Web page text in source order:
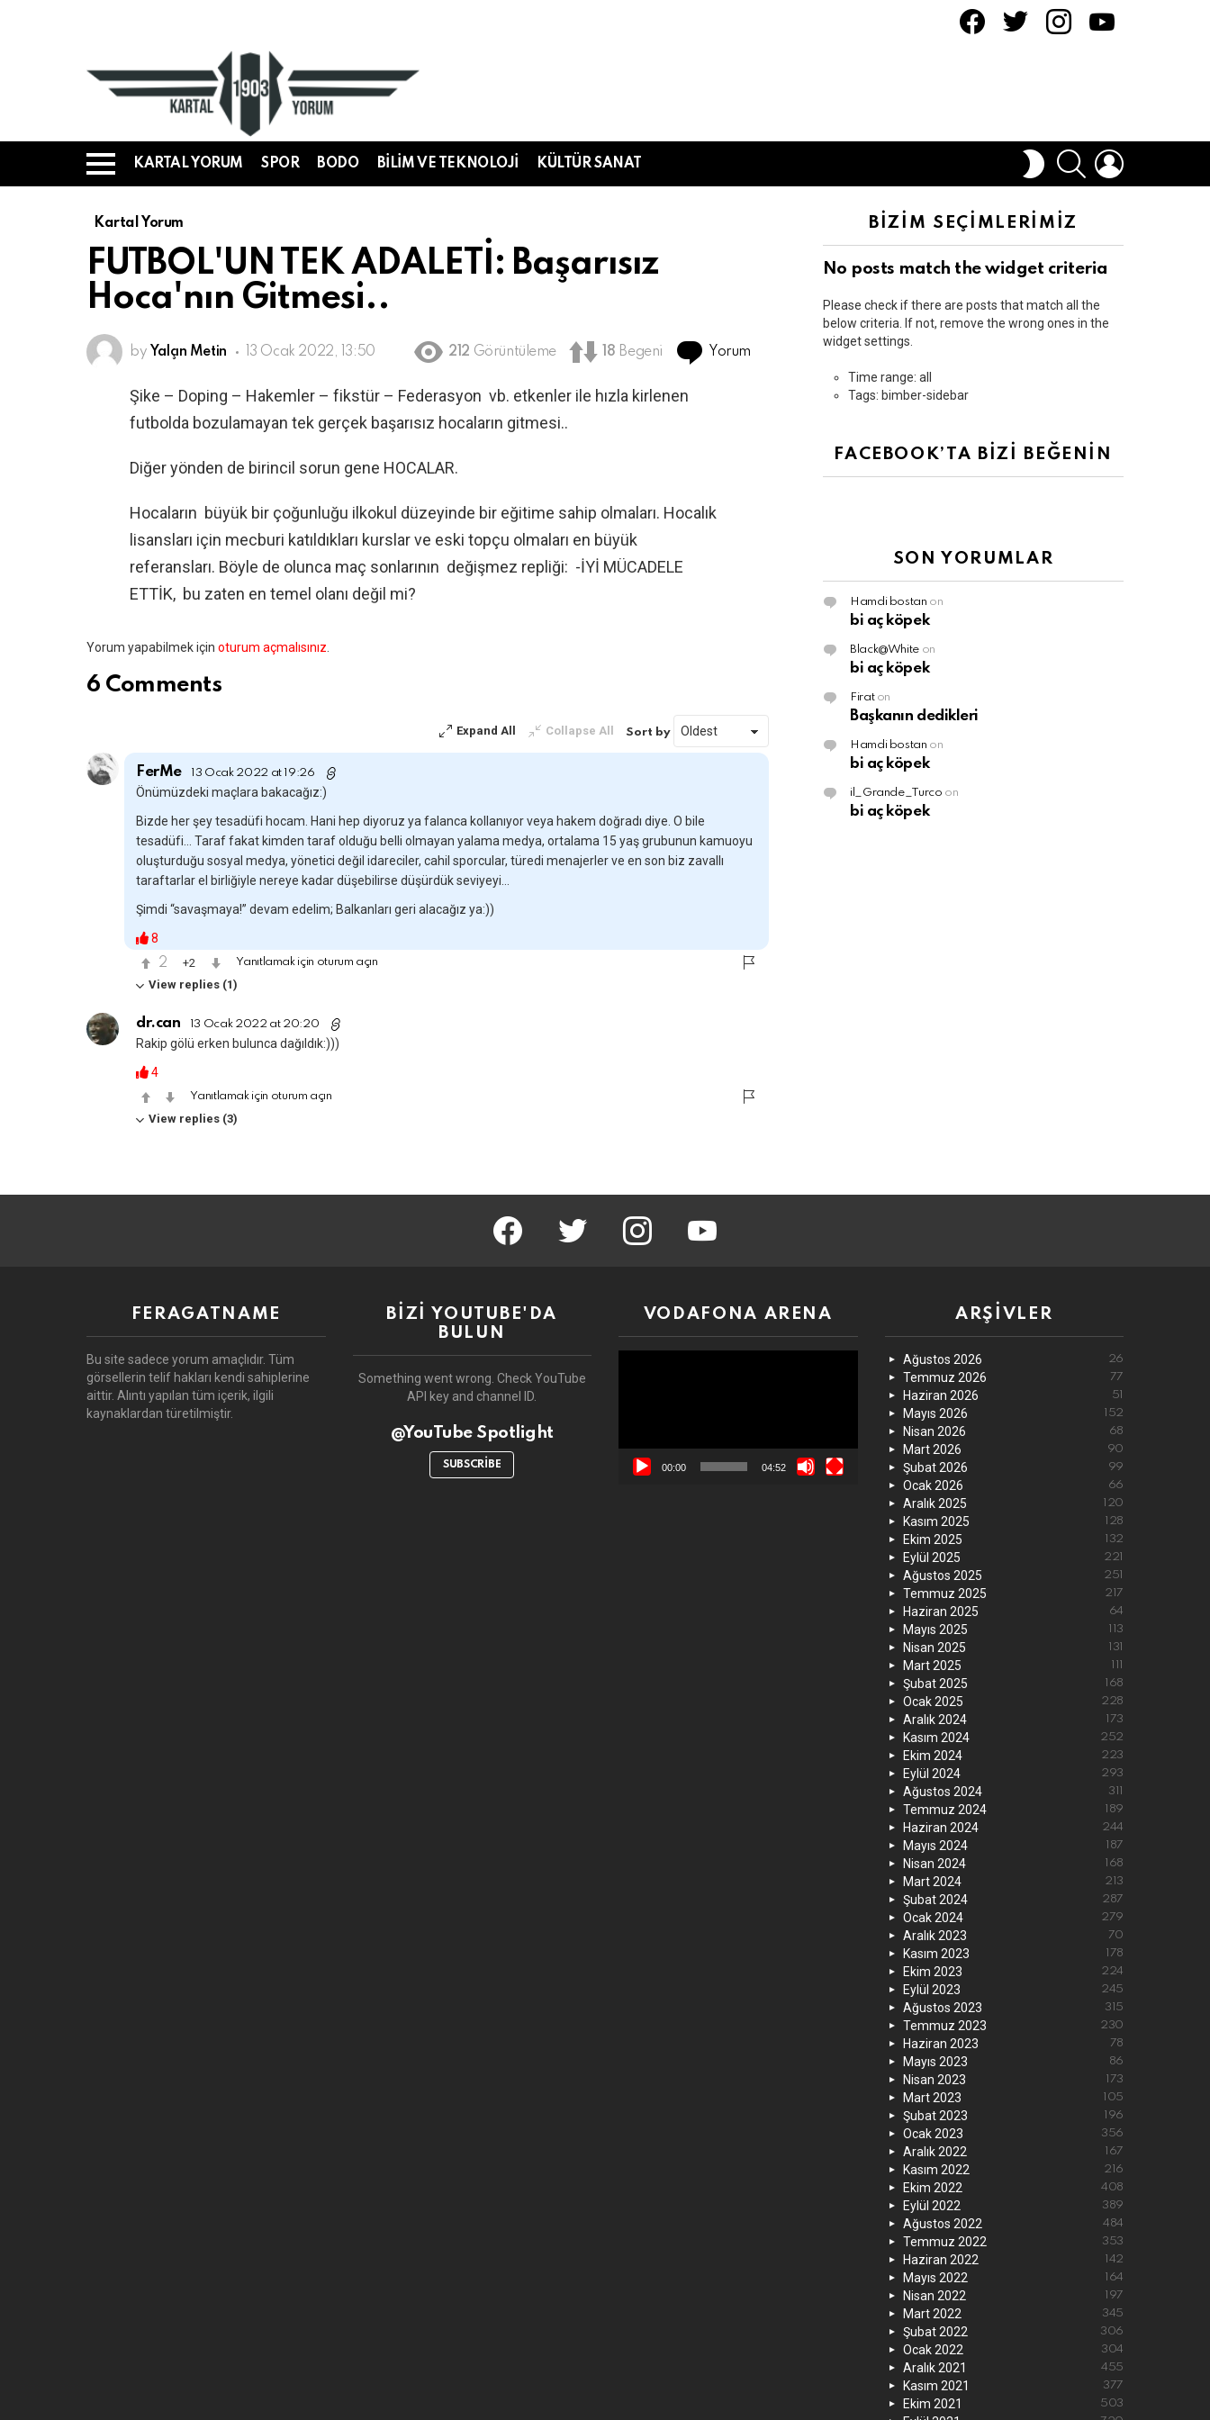
Menü
KARTAL YORUM SPOR BODO BILIM VE TEKNOLOJI KÜLTÜR SANAT
DIŞ
GÖRÜNÜMÜ
ARAMA
AÇ
Kartal Yorum
FUTBOL'UN TEK ADALETİ: Başarısız
Hoca'nın Gitmesi..
by Yalçın Metin 13 Ocak 2022, 13:50 212 Görüntüleme 18 Begeni Yorum
Şike – Doping – Hakemler – fikstür – Federasyon vb. etkenler ile hızla kirlenen
futbolda bozulamayan tek gerçek başarısız hocaların gitmesi..
Diğer yönden de birincil sorun gene HOCALAR.
Hocaların büyük bir çoğunluğu ilkokul düzeyinde bir eğitime sahip olmaları. Hocalık
lisansları için mecburi katıldıkları kurslar ve eski topçu olmaları en büyük
referansları. Böyle de olunca maç sonlarının değişmez repliği: -İYİ MÜCADELE
ETTİK, bu zaten en temel olanı değil mi?
Bir
yanıt
yazın
Yorum yapabilmek için oturum açmalısınız
6 Comments
Expand All Collapse All Sort by
FerMe 13 Ocak 2022 at 19:26
Önümüzdeki maçlara bakacağız:)
Bizde her şey tesadüfi hocam. Hani hep diyoruz ya falanca kollanıyor veya hakem doğradı diye. O bile
tesadüfi… Taraf fakat kimden taraf olduğu belli olmayan yalama medya, ortalama 15 yaş grubunun kamuoyu
oluşturduğu sosyal medya, yönetici değil idareciler, cahil sporcular, türedi menajerler ve en son biz zavallı
taraftarlar el birliğiyle nereye kadar düşebilirse düşürdük seviyeyi…
Şimdi “savaşmaya!” devam edelim; Balkanları geri alacağız ya:))
8
2
2 Yanıtlamak için oturum açın
View replies (1)
dr.can 13 Ocak 2022 at 20:20
Rakip gölü erken bulunca dağıldık:)))
4
Yanıtlamak için oturum açın
View replies (3)
BİZİM SEÇİMLERİMİZ
No posts match the widget criteria
Please check if there are posts that match all the
below criteria. If not, remove the wrong ones in the
widget settings.
Time range: all
Tags: bimber-sidebar
FACEBOOK’TA BİZİ BEĞENİN
SON YORUMLAR
Hamdi bostan on
bi aç köpek
Black@White on
bi aç köpek
Firaton
Başkanın dedikleri
Hamdi bostan on
bi aç köpek
il_Grande_Turco on
bi aç köpek
facebook twitter instagram
FERAGATNAME
Bu site sadece yorum amaçlıdır. Tüm
görsellerin telif hakları kendi sahiplerine
aittir. Alıntı yapılan tüm içerik, ilgili
kaynaklardan türetilmiştir.
BİZİ YOUTUBE'DA
BULUN
Something went wrong. Check YouTube
API key and channel ID.
@YouTube Spotlight
SUBSCRIBE
VODAFONA ARENA
00:00 04:52
ARŞIVLER
Ağustos 2026 26
Temmuz 2026 77
Haziran 2026 51
Mayıs 2026 152
Nisan 2026 68
Mart 2026 90
Şubat 2026 99
Ocak 2026 66
Aralık 2025 120
Kasım 2025 128
Ekim 2025 132
Eylül 2025 221
Ağustos 2025 251
Temmuz 2025 217
Haziran 2025 64
Mayıs 2025 113
Nisan 2025 131
Mart 2025 111
Şubat 2025 168
Ocak 2025 228
Aralık 2024 173
Kasım 2024 252
Ekim 2024 223
Eylül 2024 293
Ağustos 2024 311
Temmuz 2024 189
Haziran 2024 244
Mayıs 2024 187
Nisan 2024 168
Mart 2024 213
Şubat 2024 287
Ocak 2024 279
Aralık 2023 70
Kasım 2023 178
Ekim 2023 224
Eylül 2023 245
Ağustos 2023 315
Temmuz 2023 230
Haziran 2023 78
Mayıs 2023 86
Nisan 2023 173
Mart 2023 105
Şubat 2023 196
Ocak 2023 356
Aralık 2022 167
Kasım 2022 216
Ekim 2022 408
Eylül 2022 389
Ağustos 2022 484
Temmuz 2022 353
Haziran 2022 142
Mayıs 2022 164
Nisan 2022 197
Mart 2022 345
Şubat 2022 306
Ocak 2022 304
Aralık 2021 455
Kasım 2021 377
Ekim 2021 503